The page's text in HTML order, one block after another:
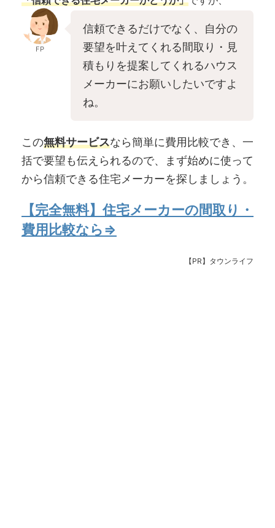
FP
信頼できるだけでなく、自分の
要望を叶えてくれる間取り・見
積もりを提案してくれるハウス
メーカーにお願いしたいですよ
ね。
この無料サービスなら簡単に費用比較でき、一
括で要望も伝えられるので、まず始めに使って
から信頼できる住宅メーカーを探しましょう。
【完全無料】住宅メーカーの間取り・
費用比較なら⇒
【PR】タウンライフ